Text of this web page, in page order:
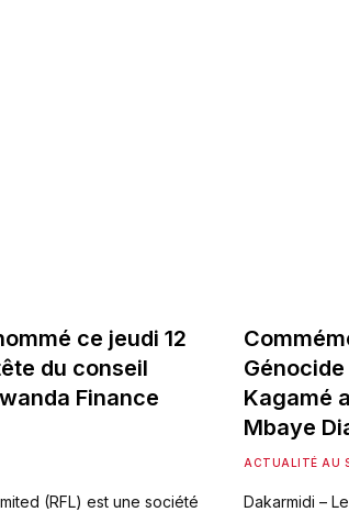
ce jeudi 12
du conseil
Finance
(RFL) est une société
Kagamé
Mbaye
ACTUALITÉ AU
Dakarmidi –